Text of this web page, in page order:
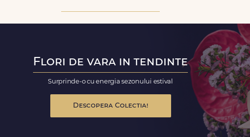
Flori de vara in tendinte
Surprinde-o cu energia sezonului estival
Descopera Colectia!